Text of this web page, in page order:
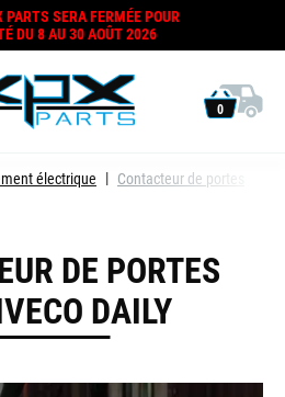
SERA FERMÉE POUR
DU 8 AU 30 AOÛT 2026
0
électrique Contacteur de portes
DE PORTES
DAILY